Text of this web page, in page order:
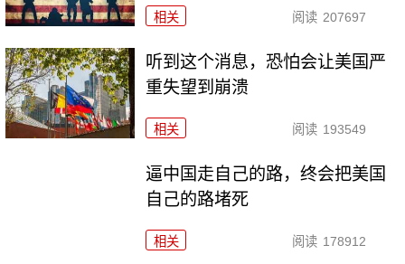
相关 阅读 207697
听到这个消息，恐怕会让美国严
重失望到崩溃
相关 阅读 193549
逼中国走自己的路，终会把美国
自己的路堵死
相关 阅读 178912